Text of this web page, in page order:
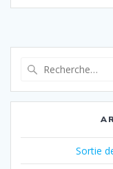
Sortie